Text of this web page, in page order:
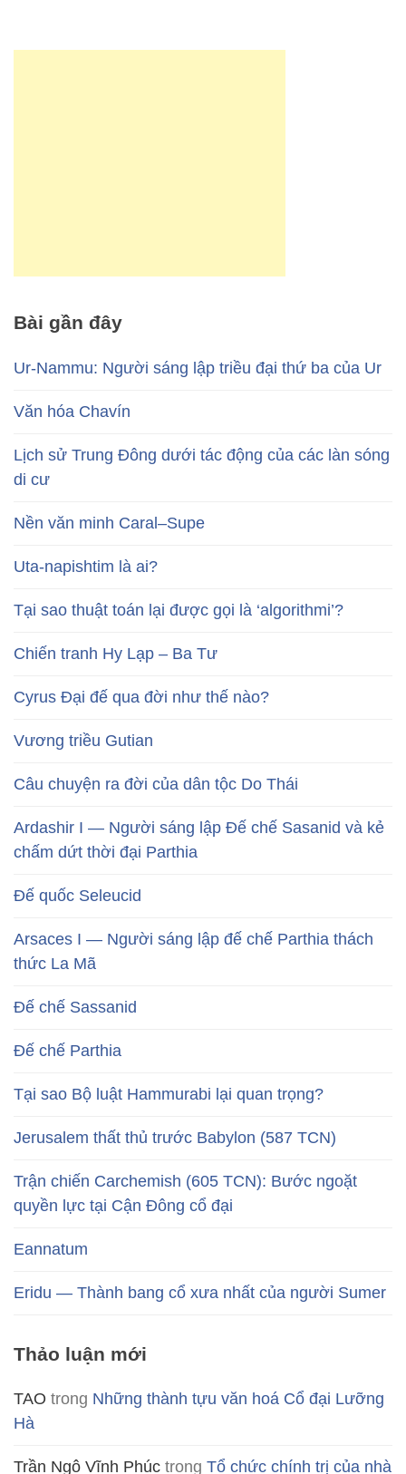
Bài gần đây
Ur-Nammu: Người sáng lập triều đại thứ ba của Ur
Văn hóa Chavín
Lịch sử Trung Đông dưới tác động của các làn sóng
di cư
Nền văn minh Caral–Supe
Uta-napishtim là ai?
Tại sao thuật toán lại được gọi là ‘algorithmi’?
Chiến tranh Hy Lạp – Ba Tư
Cyrus Đại đế qua đời như thế nào?
Vương triều Gutian
Câu chuyện ra đời của dân tộc Do Thái
Ardashir I — Người sáng lập Đế chế Sasanid và kẻ
chấm dứt thời đại Parthia
Đế quốc Seleucid
Arsaces I — Người sáng lập đế chế Parthia thách
thức La Mã
Đế chế Sassanid
Đế chế Parthia
Tại sao Bộ luật Hammurabi lại quan trọng?
Jerusalem thất thủ trước Babylon (587 TCN)
Trận chiến Carchemish (605 TCN): Bước ngoặt
quyền lực tại Cận Đông cổ đại
Eannatum
Eridu — Thành bang cổ xưa nhất của người Sumer
Thảo luận mới
TAO trong Những thành tựu văn hoá Cổ đại Lưỡng
Hà
Trần Ngô Vĩnh Phúc trong Tổ chức chính trị của nhà